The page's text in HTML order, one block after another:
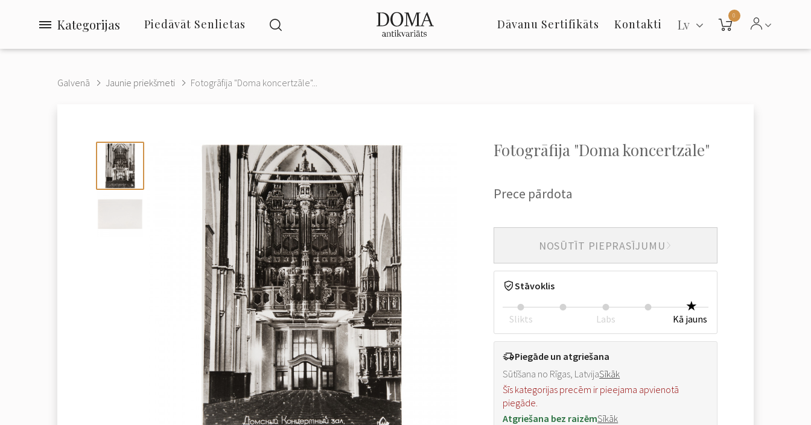
Kategorijas Piedāvāt Senlietas Dāvanu Sertifikāts Kontakti Lv
0
Galvenā Jaunie priekšmeti Fotogrāfija "Doma koncertzāle"...
Fotogrāfija "Doma koncertzāle"
Prece pārdota
NOSŪTĪT PIEPRASĪJUMU
Stāvoklis
Slikts Labs Kā jauns
Piegāde un atgriešana
Sūtīšana no Rīgas, LatvijaSīkāk
Šīs kategorijas precēm ir pieejama apvienotā
piegāde.
Atgriešana bez raizēmSīkāk